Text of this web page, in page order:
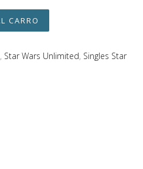
, Star Wars Unlimited, Singles Star